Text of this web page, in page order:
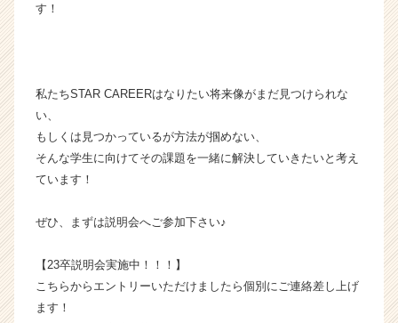
（C
r
r
e
す！
私たちSTAR CAREERはなりたい将来像がまだ見つけられな
い、
もしくは見つかっているが方法が掴めない、
そんな学生に向けてその課題を一緒に解決していきたいと考え
ています！
ぜひ、まずは説明会へご参加下さい♪
【23卒説明会実施中！！！】
こちらからエントリーいただけましたら個別にご連絡差し上げ
ます！